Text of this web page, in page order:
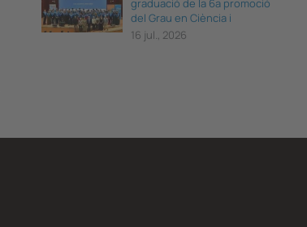
graduació de la 6a promoció
del Grau en Ciència i
Enginyeria de Dades
16 jul., 2026